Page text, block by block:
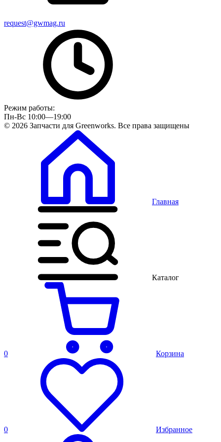
request@gwmag.ru
Режим работы:
Пн-Вс 10:00—19:00
© 2026 Запчасти для Greenworks. Все права защищены
Главная
Каталог
0 Корзина
0 Избранное